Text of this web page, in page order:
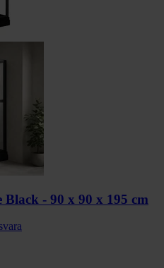
- 90 x 90 x 195 cm